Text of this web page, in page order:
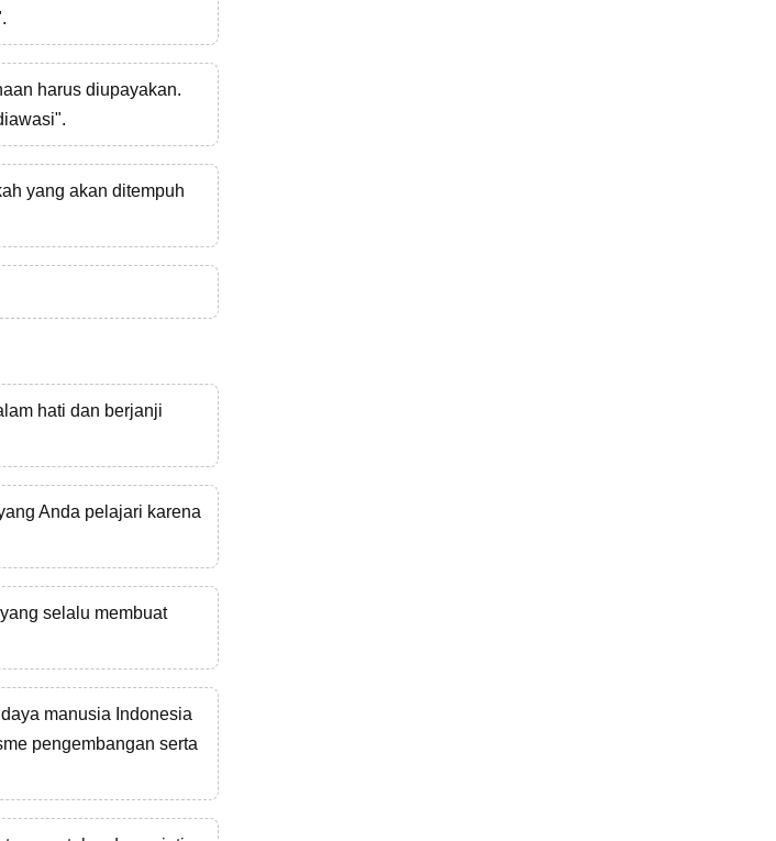
harus diupayakan.
yang akan ditempuh
hati dan berjanji
Anda pelajari karena
selalu membuat
manusia Indonesia
pengembangan serta